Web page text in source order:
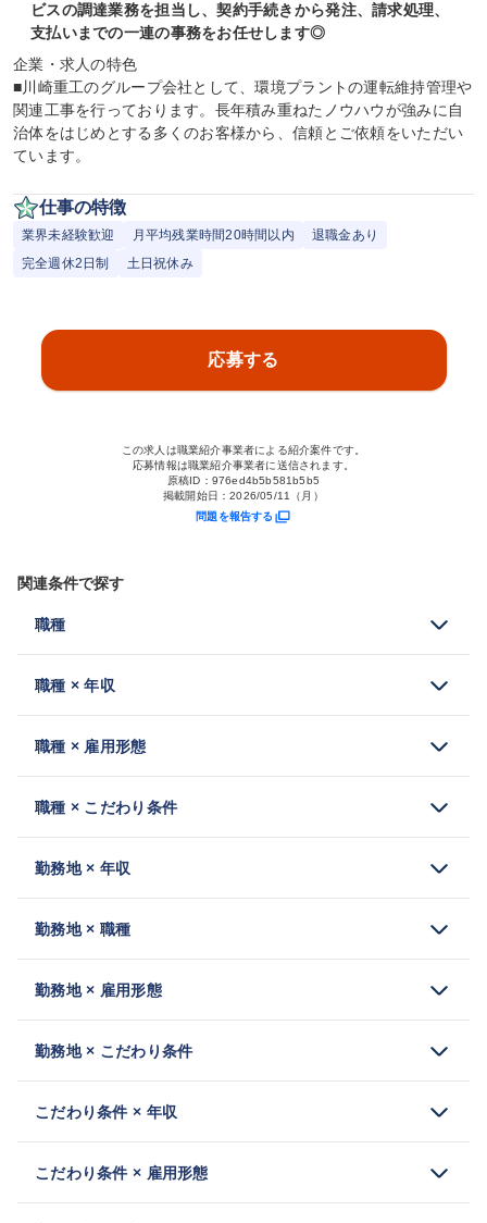
ビスの調達業務を担当し、契約手続きから発注、請求処理、
支払いまでの一連の事務をお任せします◎
企業・求人の特色
■川崎重工のグループ会社として、環境プラントの運転維持管理や
関連工事を行っております。長年積み重ねたノウハウが強みに自
治体をはじめとする多くのお客様から、信頼とご依頼をいただい
ています。
仕事の特徴
業界未経験歓迎 月平均残業時間20時間以内
退職金あり
完全週休2日制
土日祝休み
応募する
この求人は職業紹介事業者による紹介案件です。
応募情報は職業紹介事業者に送信されます。
原稿ID： 976ed4b5b581b5b5
掲載開始日：2026/05/11（月）
問題を報告する
関連条件で探す
職種
職種 × 年収
職種 × 雇用形態
職種 × こだわり条件
勤務地 × 年収
勤務地 × 職種
勤務地 × 雇用形態
勤務地 × こだわり条件
こだわり条件 × 年収
こだわり条件 × 雇用形態